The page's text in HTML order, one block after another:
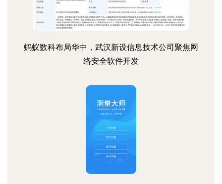
蚂蚁数科布局华中，武汉新设信息技术公司聚焦网
络安全软件开发